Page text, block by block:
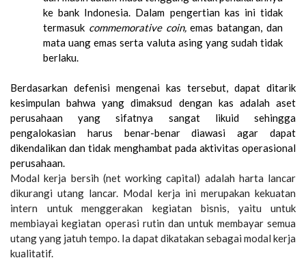
ke bank Indonesia. Dalam pengertian kas ini tidak
termasuk commemorative coin, emas batangan, dan
mata uang emas serta valuta asing yang sudah tidak
berlaku.
Berdasarkan defenisi mengenai kas tersebut, dapat ditarik
kesimpulan bahwa yang dimaksud dengan kas adalah aset
perusahaan yang sifatnya sangat likuid sehingga
pengalokasian harus benar-benar diawasi agar dapat
dikendalikan dan tidak menghambat pada aktivitas operasional
perusahaan.
Modal kerja bersih (net working capital) adalah harta lancar
dikurangi utang lancar. Modal kerja ini merupakan kekuatan
intern untuk menggerakan kegiatan bisnis, yaitu untuk
membiayai kegiatan operasi rutin dan untuk membayar semua
utang yang jatuh tempo. Ia dapat dikatakan sebagai modal kerja
kualitatif.